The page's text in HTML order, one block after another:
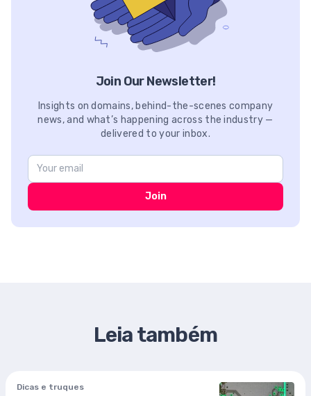
Join Our Newsletter!
Insights on domains, behind-the-scenes company
news, and what’s happening across the industry —
delivered to your inbox.
Join
Leia também
Dicas e truques